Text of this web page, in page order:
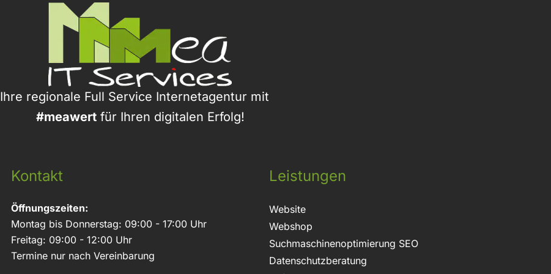
Ihre regionale Full Service Internetagentur mit
#meawertfür Ihren digitalen Erfolg!
Kontakt
Öffnungszeiten:
Montag bis Donnerstag: 09:00 - 17:00 Uhr
Freitag: 09:00 - 12:00 Uhr
Termine nur nach Vereinbarung
Leistungen
Website
Webshop
Suchmaschinenoptimierung SEO
Datenschutzberatung